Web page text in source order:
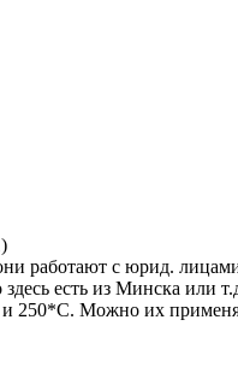
работают с юрид.
есть из Минска или
и 250*С. Можно их